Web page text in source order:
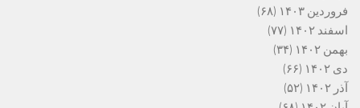
فروردین ۱۴۰۳
(۶۸)
اسفند ۱۴۰۲
(۷۷)
بهمن ۱۴۰۲
(۳۴)
دی ۱۴۰۲
(۶۶)
آذر ۱۴۰۲
(۵۲)